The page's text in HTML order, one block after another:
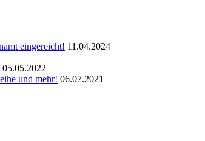
eingereicht! 11.04.2024
05.05.2022
und mehr! 06.07.2021